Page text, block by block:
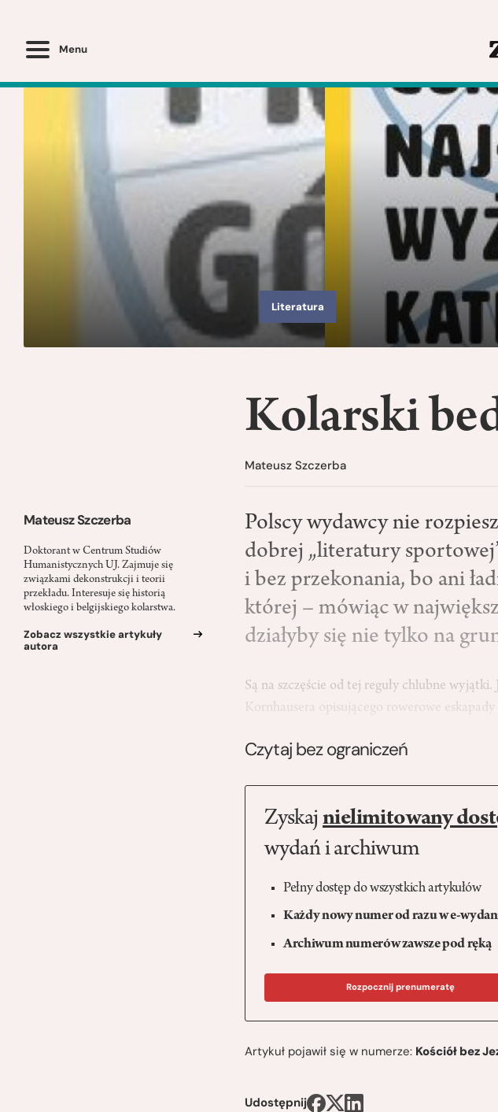
Menu
Literatura
Mateusz Szczerba
Doktorant w Centrum Studiów
Humanistycznych UJ. Zajmuje się
związkami dekonstrukcji i teorii
przekładu. Interesuje się historią
włoskiego i belgijskiego kolarstwa.
Zobacz wszystkie artykuły
autora
Kolarski
Mateusz Szczerba
Polscy wydawcy nie
dobrej „literatury
i bez przekonania, bo ani
której – mówiąc w
działyby się nie tylko na
Są na szczęście od tej reguły chlubne
Kornhausera opisującego rowerowe
Czytaj bez ograniczeń
Zyskaj nielimitowany
wydań i archiwum
Pełny dostęp do wszystkich artykułów
Każdy nowy numer od razu w e-
Archiwum numerów zawsze pod ręką
Rozpocznij prenumeratę
Artykuł pojawił się w numerze: Kościół bez
Udostępnij